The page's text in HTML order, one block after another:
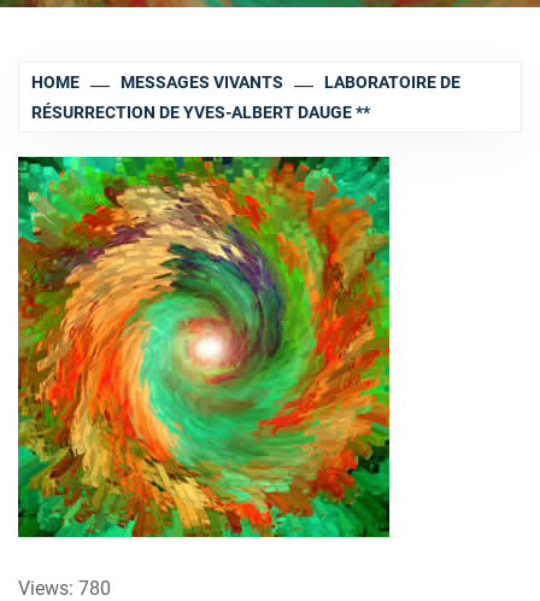
HOME MESSAGES VIVANTS
LABORATOIRE DE
RÉSURRECTION DE YVES-ALBERT DAUGE **
Views: 780